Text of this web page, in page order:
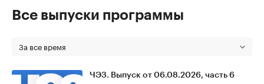
Все выпуски программы
За все время
ЧЭЗ. Выпуск от 06.08.2026, часть 6